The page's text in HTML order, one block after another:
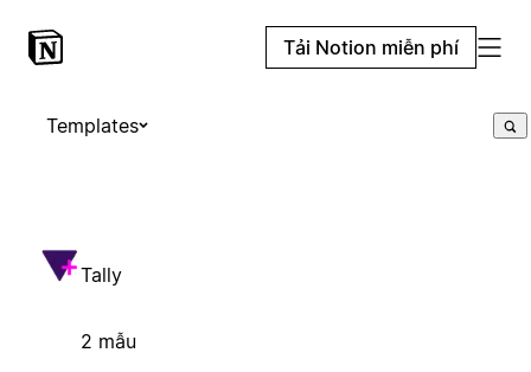
Tải Notion miễn phí
Templates
Tally
2 mẫu